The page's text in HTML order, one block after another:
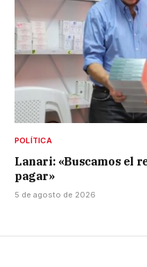
POLÍTICA
Lanari: «Buscamos el
pagar»
5 de agosto de 2026